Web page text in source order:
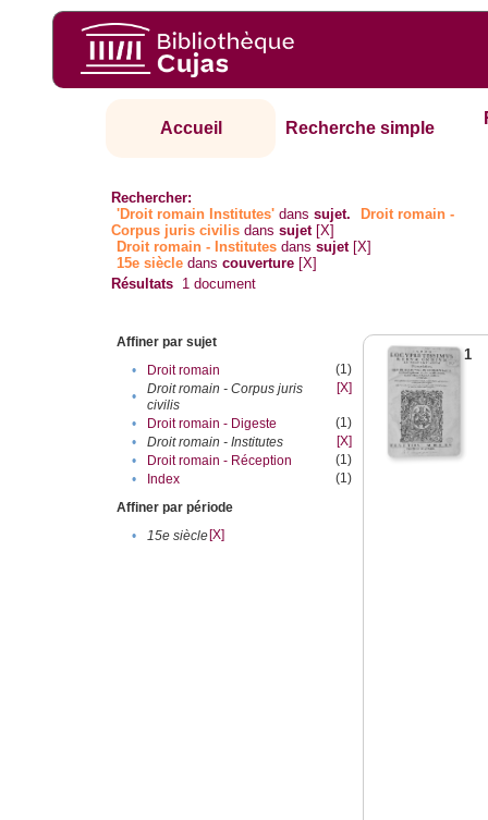
Accueil Recherche simple
Rechercher:
'Droit romain Institutes' danssujet.
Droit romain -
Corpus juris civilis danssujet [X]
Droit romain - Institutes danssujet [X]
15e siècle danscouverture [X]
Résultats 1 document
Affiner par sujet
•
Droit romain
(1)
•
Droit romain - Corpus juris
civilis
[X]
• Droit romain - Digeste
(1)
•
Droit romain - Institutes
[X]
•
Droit romain - Réception
(1)
•
Index
(1)
Affiner par période
•
15e siècle[X]
1